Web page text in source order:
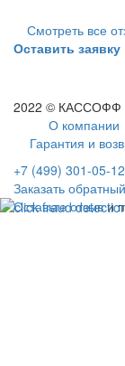
Смотреть все
Оставить заявку
2022 © КАССОФФ -
О компании
Гарантия и
+7 (499) 301-05-
Заказать
Оставьте отзыви